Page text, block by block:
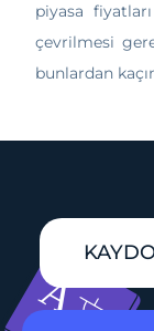
piyasa
çevrilmesi
bunlardan